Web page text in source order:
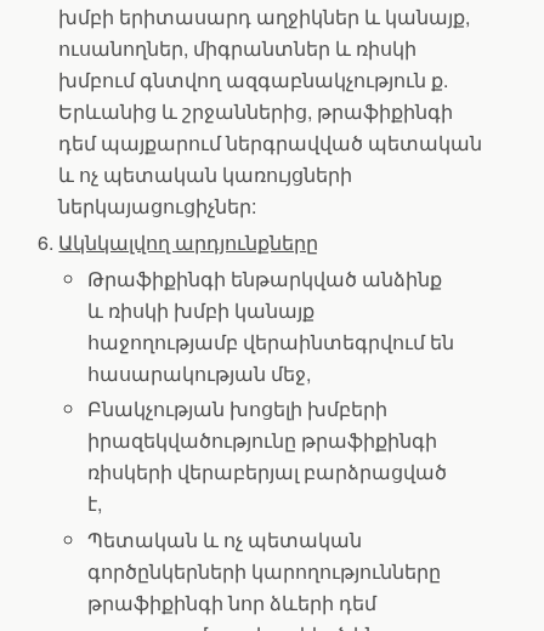
խմբի երիտասարդ աղջիկներ և կանայք,
ուսանողներ, միգրանտներ և ռիսկի
խմբում գնտվող ազգաբնակչություն ք.
Երևանից և շրջաններից, թրաֆիքինգի
դեմ պայքարում ներգրավված պետական
և ոչ պետական կառույցների
ներկայացուցիչներ:
Ակնկալվող արդյունքները
Թրաֆիքինգի ենթարկված անձինք
և ռիսկի խմբի կանայք
հաջողությամբ վերաինտեգրվում են
հասարակության մեջ,
Բնակչության խոցելի խմբերի
իրազեկվածությունը թրաֆիքինգի
ռիսկերի վերաբերյալ բարձրացված
է,
Պետական և ոչ պետական
գործընկերների կարողությունները
թրաֆիքինգի նոր ձևերի դեմ